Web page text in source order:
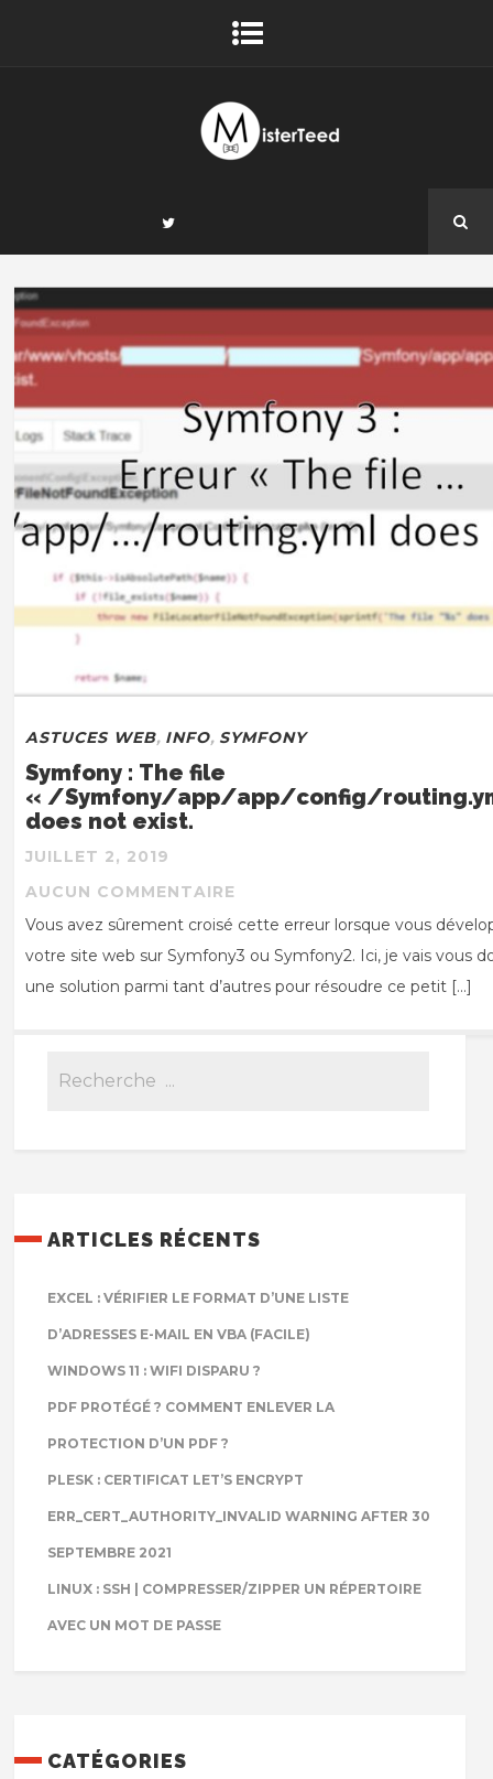
ASTUCES WEB, INFO, SYMFONY
Symfony : The file
« /Symfony/app/app/config/
does not exist.
JUILLET 2, 2019
AUCUN COMMENTAIRE
Vous avez sûrement croisé cette erreur lorsque vous
votre site web sur Symfony3 ou Symfony2. Ici, je vais vous
une solution parmi tant d’autres pour résoudre ce petit […]
ARTICLES RÉCENTS
EXCEL : VÉRIFIER LE FORMAT D’UNE LISTE
D’ADRESSES E-MAIL EN VBA (FACILE)
WINDOWS 11 : WIFI DISPARU ?
PDF PROTÉGÉ ? COMMENT ENLEVER LA
PROTECTION D’UN PDF ?
PLESK : CERTIFICAT LET’S ENCRYPT
ERR_CERT_AUTHORITY_INVALID WARNING AFTER 30
SEPTEMBRE 2021
LINUX : SSH | COMPRESSER/ZIPPER UN RÉPERTOIRE
AVEC UN MOT DE PASSE
CATÉGORIES